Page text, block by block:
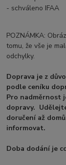
- schváleno IFAA
POZNÁMKA:
tomu, že vše je
odchylky.
Doprava je z
podle ceníku
Pro nadměrnost
dopravy.
doručení až
informovat.
Doba dodání je